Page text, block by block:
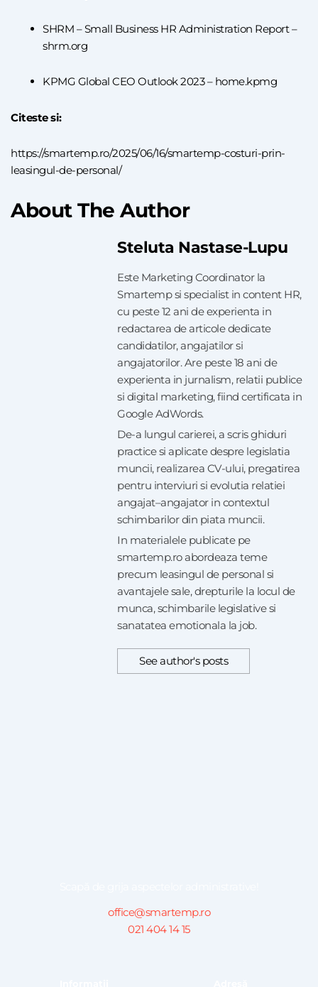
SHRM – Small Business HR Administration Report –
shrm.org
KPMG Global CEO Outlook 2023 – home.kpmg
Citeste si:
https://smartemp.ro/2025/06/16/smartemp-costuri-prin-
leasingul-de-personal/
About The Author
Steluta Nastase-Lupu
Este Marketing Coordinator la
Smartemp si specialist in content HR,
cu peste 12 ani de experienta in
redactarea de articole dedicate
candidatilor, angajatilor si
angajatorilor. Are peste 18 ani de
experienta in jurnalism, relatii publice
si digital marketing, fiind certificata in
Google AdWords.
De-a lungul carierei, a scris ghiduri
practice si aplicate despre legislatia
muncii, realizarea CV-ului, pregatirea
pentru interviuri si evolutia relatiei
angajat–angajator in contextul
schimbarilor din piata muncii.
In materialele publicate pe
smartemp.ro abordeaza teme
precum leasingul de personal si
avantajele sale, drepturile la locul de
munca, schimbarile legislative si
sanatatea emotionala la job.
See author's posts
office@smartemp.ro
021 404 14 15